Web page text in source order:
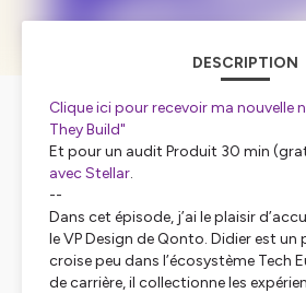
DESCRIPTION
Clique ici pour recevoir ma nouvelle
They Build"
Et pour un audit Produit 30 min
avec Stellar.
--
Dans cet épisode, j’ai le plaisir
le VP Design de Qonto. Didier est
croise peu dans l’écosystème Tech
de carrière, il collectionne les